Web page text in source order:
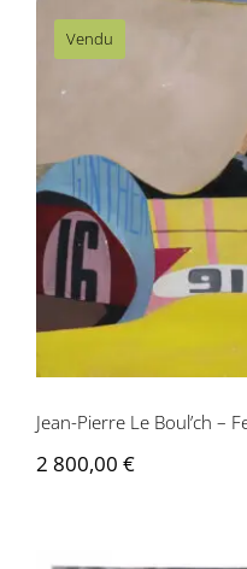
Vendu
Jean-Pierre
Jean-Pierre Le Boul’ch –
2 800,00 €